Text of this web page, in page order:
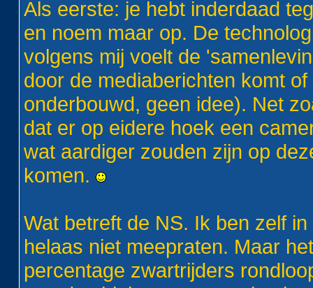
Als eerste: je hebt inderdaad
en noem maar op. De
volgens mij voelt de
door de mediaberichten komt
onderbouwd, geen idee). Net
dat er op eidere hoek een
wat aardiger zouden zijn op
komen.
Wat betreft de NS. Ik ben zelf
helaas niet meepraten. Maar
percentage zwartrijders